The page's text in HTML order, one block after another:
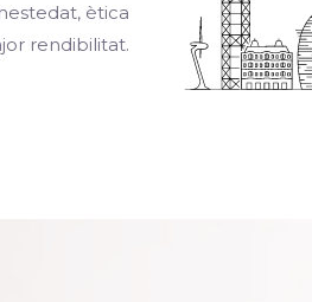
ètica
rendibilitat.